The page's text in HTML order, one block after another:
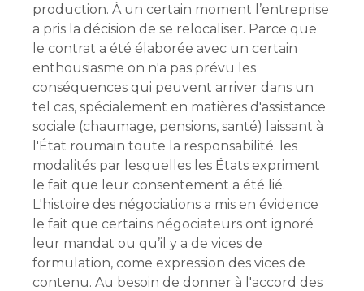
production. À un certain moment l’entreprise
a pris la décision de se relocaliser. Parce que
le contrat a été élaborée avec un certain
enthousiasme on n'a pas prévu les
conséquences qui peuvent arriver dans un
tel cas, spécialement en matières d'assistance
sociale (chaumage, pensions, santé) laissant à
l'État roumain toute la responsabilité. les
modalités par lesquelles les États expriment
le fait que leur consentement a été lié.
L'histoire des négociations a mis en évidence
le fait que certains négociateurs ont ignoré
leur mandat ou qu’il y a de vices de
formulation, come expression des vices de
contenu. Au besoin de donner à l'accord des